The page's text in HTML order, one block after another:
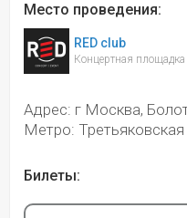
Место проведения:
RED club
Концертная площадка
Адрес: г Москва,
Метро: Третьяковская
Билеты: